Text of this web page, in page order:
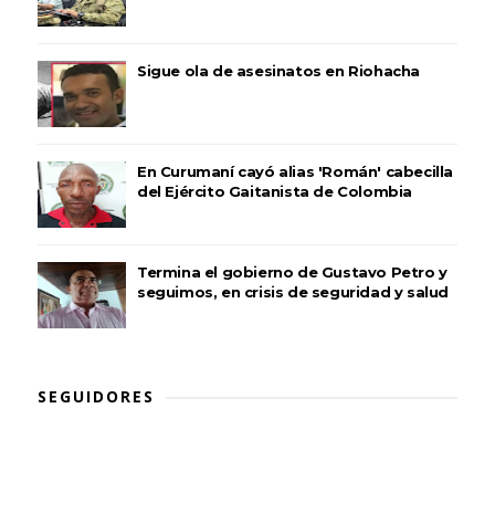
Sigue ola de asesinatos en Riohacha
En Curumaní cayó alias 'Román' cabecilla
del Ejército Gaitanista de Colombia
Termina el gobierno de Gustavo Petro y
seguimos, en crisis de seguridad y salud
SEGUIDORES